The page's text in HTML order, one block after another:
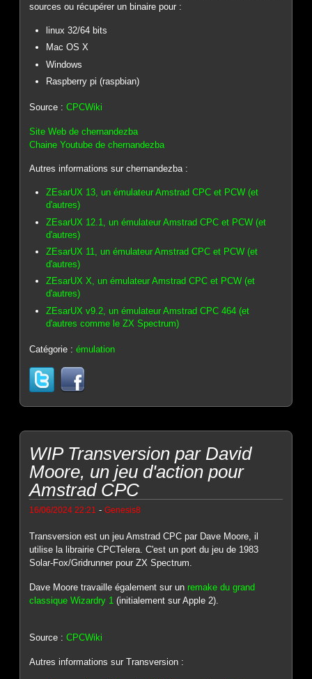
sources ou récupérer un binaire pour :
linux 32/64 bits
Mac OS X
Windows
Raspberry pi (raspbian)
Source :CPCWiki
Site Web de chernandezba
Chaine Youtube de chernandezba
Autres informations sur chernandezba :
ZEsarUX 13, un émulateur Amstrad CPC et PCW (et
d'autres)
ZEsarUX 12.1, un émulateur Amstrad CPC et PCW (et
d'autres)
ZEsarUX 11, un émulateur Amstrad CPC et PCW (et
d'autres)
ZEsarUX X, un émulateur Amstrad CPC et PCW (et
d'autres)
ZEsarUX v9.2, un émulateur Amstrad CPC 464 (et
d'autres comme le ZX Spectrum)
Catégorie :émulation
WIP Transversion par David
Moore, un jeu d'action pour
Amstrad CPC
16/06/2024 22:21 -Genesis8
Transversion est un jeu Amstrad CPC par Dave Moore, il
utilise la librairie CPCTelera. C'est un port du jeu de 1983
Solar-Fox/Gridrunner pour ZX Spectrum.
Dave Moore travaille également sur unremake du grand
classique Wizardry 1 (initialement sur Apple 2).
Source :CPCWiki
Autres informations sur Transversion :